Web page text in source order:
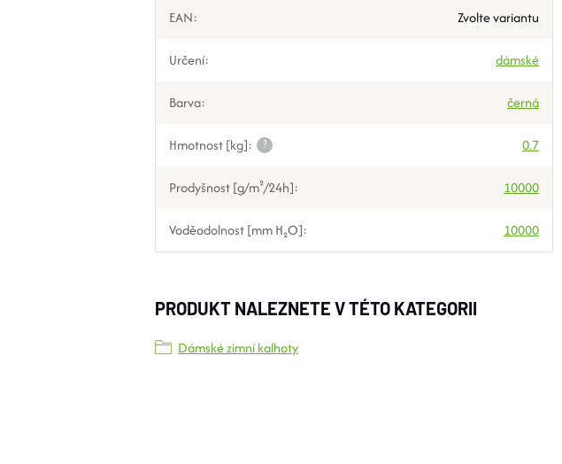
EAN: Zvolte variantu
Určení: dámské
Barva: černá
?
Hmotnost [kg]: 0.7
Prodyšnost [g/m²/24h]: 10000
Voděodolnost [mm H₂O]: 10000
PRODUKT NALEZNETE V TÉTO KATEGORII
Dámské zimní kalhoty